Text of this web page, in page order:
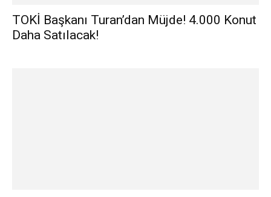
TOKİ Başkanı Turan’dan Müjde! 4.000 Konut
Daha Satılacak!